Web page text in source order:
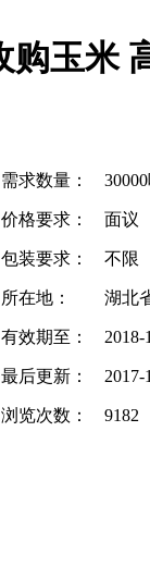
玉米
需求数量：
价格要求： 面议
包装要求： 不限
所在地： 湖北
有效期至：
最后更新： 2017-
浏览次数： 9182